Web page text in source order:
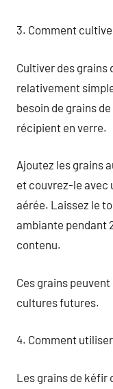
3. Comment
Cultiver des grains
relativement
besoin de grains de
récipient en verre.
Ajoutez les grains
et couvrez-le avec
aérée. Laissez le
ambiante pendant
contenu.
Ces grains
cultures futures.
4. Comment
Les grains de kéfir